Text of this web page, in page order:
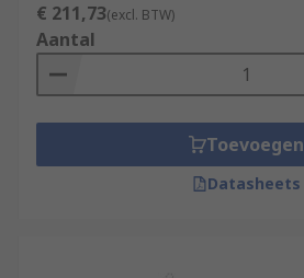
€ 211,73(excl. BTW)
Aantal
Toevoegen
Datasheets